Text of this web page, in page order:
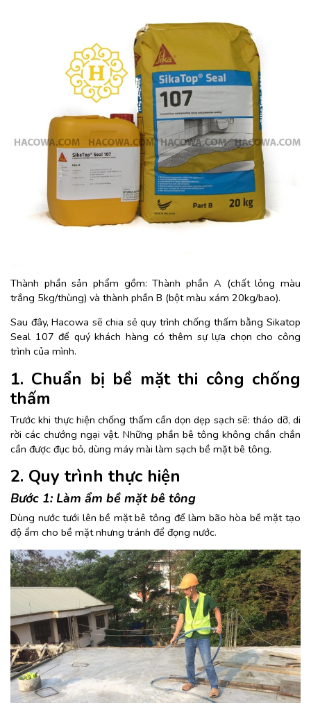
Thành phần sản phẩm gồm: Thành phần A (chất lỏng màu
trắng 5kg/thùng) và thành phần B (bột màu xám 20kg/bao).
Sau đây, Hacowa sẽ chia sẻ quy trình chống thấm bằng Sikatop
Seal 107 để quý khách hàng có thêm sự lựa chọn cho công
trình của mình.
1. Chuẩn bị bề mặt thi công chống
thấm
Trước khi thực hiện chống thấm cần dọn dẹp sạch sẽ: tháo dỡ, di
rời các chướng ngại vật. Những phần bê tông không chắn chắn
cần được đục bỏ, dùng máy mài làm sạch bề mặt bê tông.
2. Quy trình thực hiện
Bước 1: Làm ẩm bề mặt bê tông
Dùng nước tưới lên bề mặt bê tông để làm bão hòa bề mặt tạo
độ ẩm cho bề mặt nhưng tránh để đọng nước.